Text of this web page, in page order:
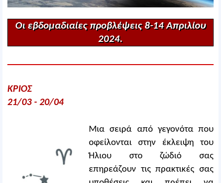
Οι εβδομαδιαίες προβλέψεις 8-14 Απριλίου
2024.
ΚΡΙΟΣ
21/03 - 20/04
Μια σειρά από γεγονότα που
οφείλονται στην έκλειψη του
Ήλιου στο ζώδιό σας
επηρεάζουν τις πρακτικές σας